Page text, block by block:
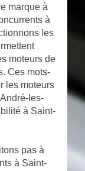
marque à
à
les
moteurs de
Ces mots-
les moteurs
les-
à Saint-
pas à
à Saint-